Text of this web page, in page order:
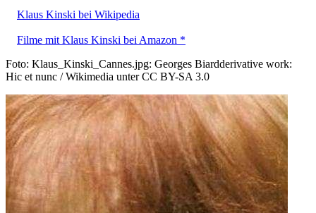
Klaus Kinski bei Wikipedia
Filme mit Klaus Kinski bei Amazon *
Foto: Klaus_Kinski_Cannes.jpg: Georges Biardderivative work:
Hic et nunc / Wikimedia unter CC BY-SA 3.0